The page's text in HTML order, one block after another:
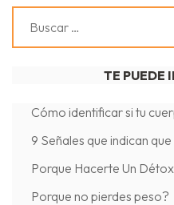
TE PUEDE
Cómo identificar si tu
9 Señales que indican
Porque Hacerte Un Détox
Porque no pierdes peso?